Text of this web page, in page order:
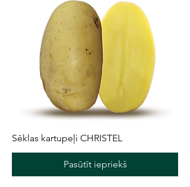
Sēklas kartupeļi CHRISTEL
Pasūtīt iepriekš